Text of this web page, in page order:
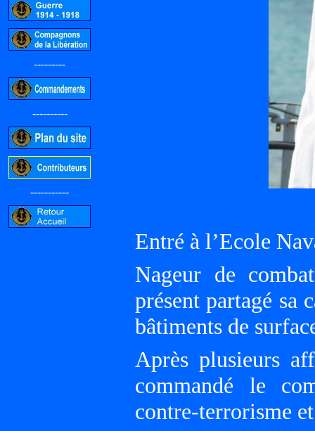
---------
----------
-----------
Entré à l’Ecole
Nageur de
présent partagé sa
bâtiments de
Après plusieurs
commandé le
contre-terrorisme